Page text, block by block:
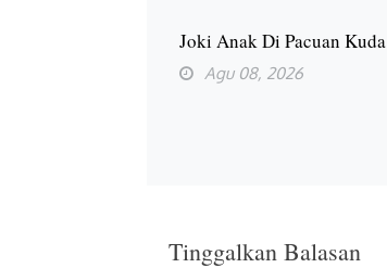
Joki Anak Di Pacuan Kuda
Agu 08, 2026
Tinggalkan Balasan